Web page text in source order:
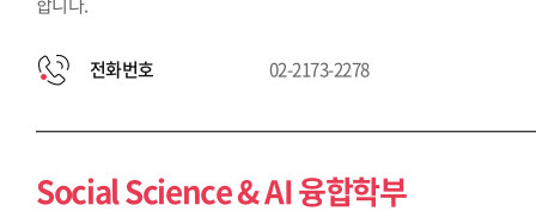
전화번호 02-2173-2278
Social Science & AI 융합학부